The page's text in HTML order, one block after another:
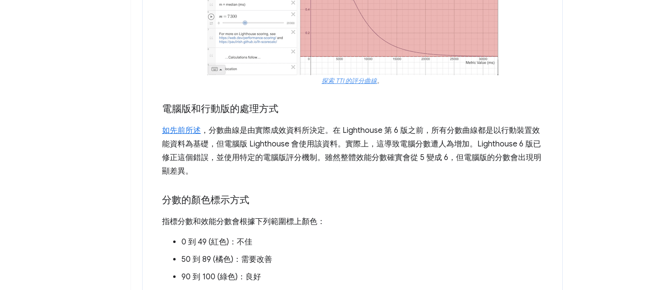
探索 TTI 的評分曲線。
電腦版和行動版的處理方式
如先前所述 ，分數曲線是由實際成效資料所決定。在 Lighthouse 第 6 版之前，所有分數曲線都是以行動裝置效
能資料為基礎，但電腦版 Lighthouse 會使用該資料。實際上，這導致電腦分數遭人為增加。Lighthouse 6 版已
修正這個錯誤，並使用特定的電腦版評分機制。雖然整體效能分數確實會從 5 變成 6，但電腦版的分數會出現明
顯差異。
分數的顏色標示方式
指標分數和效能分數會根據下列範圍標上顏色：
0 到 49 (紅色)：不佳
50 到 89 (橘色)：需要改善
90 到 100 (綠色)：良好